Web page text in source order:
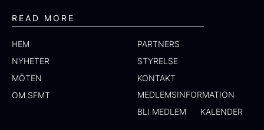
READ MORE
HEM
NYHETER
MÖTEN
OM SFMT
PARTNERS
STYRELSE
KONTAKT
MEDLEMSINFORMATION
BLI MEDLEM
KALENDER